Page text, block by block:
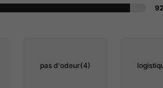
pas d'odeur(4)